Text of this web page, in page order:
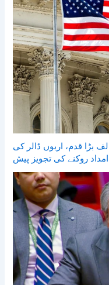
بڑا قدم، اربوں ڈالر کی
روکنے کی تجویز پیش